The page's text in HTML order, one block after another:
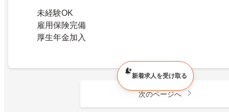
未経験OK
雇用保険完備
厚生年金加入
次のページへ
新着求人を受け取る